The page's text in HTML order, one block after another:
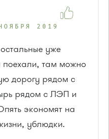
2019
уже
там можно
дорогу рядом с
рядом с ЛЭП и
экономят на
ублюдки.